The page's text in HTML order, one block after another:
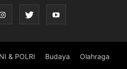
& POLRI Budaya Olahraga